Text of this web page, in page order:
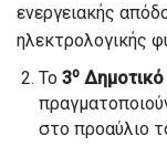
ενεργειακής
ηλεκτρολογικής
Το 3ο Δημοτικό
στο προαύλιο